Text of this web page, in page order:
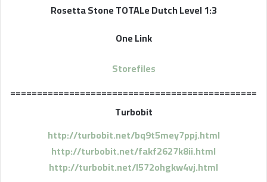
Rosetta Stone TOTALe Dutch Level 1:3
One Link
Storefiles
==============================================
Turbobit
http://turbobit.net/bq9t5mey7ppj.html
http://turbobit.net/fakf2627k8ii.html
http://turbobit.net/l572ohgkw4vj.html